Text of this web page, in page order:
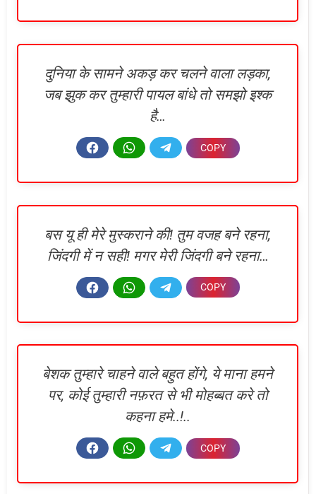
दुनिया के सामने अकड़ कर चलने वाला लड़का,
जब झुक कर तुम्हारी पायल बांधे तो समझो इश्क
है…
बस यू ही मेरे मुस्कराने की! तुम वजह बने रहना,
जिंदगी में न सही! मगर मेरी जिंदगी बने रहना…
बेशक तुम्हारे चाहने वाले बहुत होंगे, ये माना हमने
पर, कोई तुम्हारी नफ़रत से भी मोहब्बत करे तो
कहना हमे..!..